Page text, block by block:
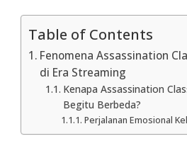
Table of Contents
Fenomena Assassination
di Era Streaming
Kenapa Assassination
Begitu Berbeda?
Perjalanan Emosional